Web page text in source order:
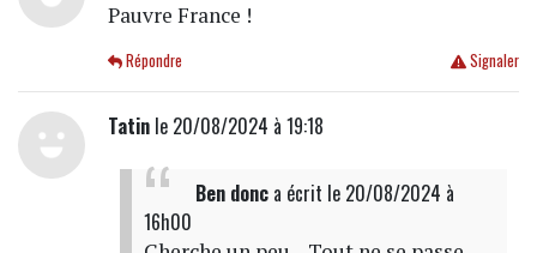
Pauvre France !
Signaler
Répondre
Tatinle 20/08/2024 à 19:18
Ben donca écrit le 20/08/2024 à
16h00